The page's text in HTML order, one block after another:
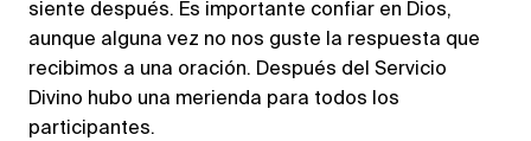
siente después. Es importante confiar en Dios,
aunque alguna vez no nos guste la respuesta que
recibimos a una oración. Después del Servicio
Divino hubo una merienda para todos los
participantes.